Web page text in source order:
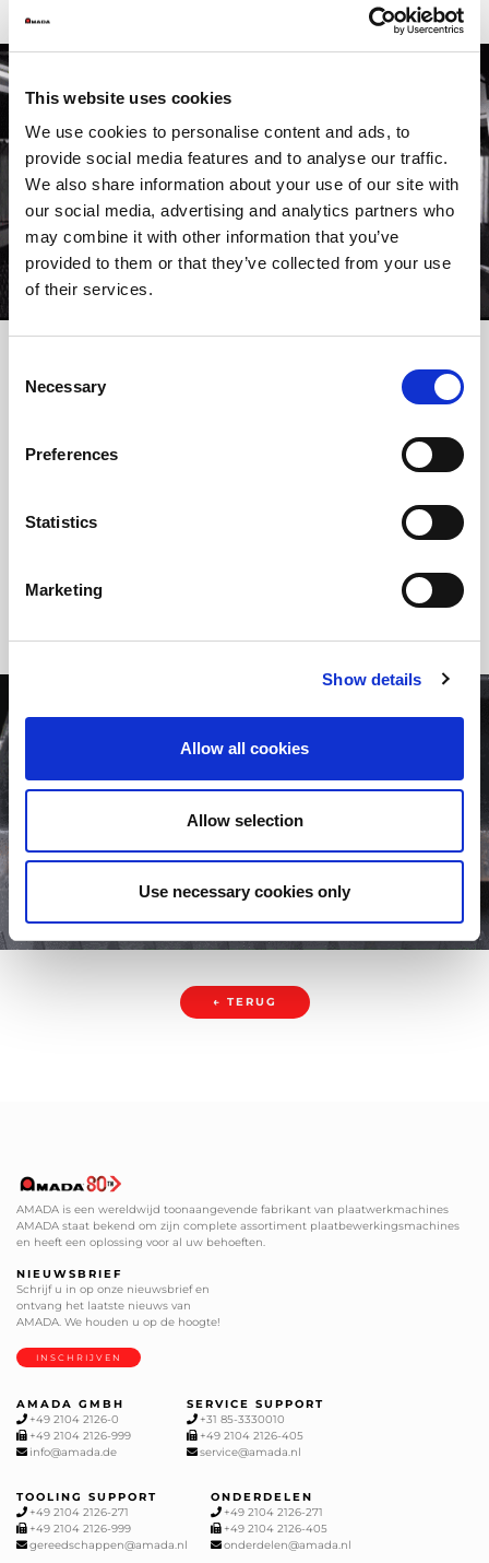
This website uses cookies
We use cookies to personalise content and ads, to
provide social media features and to analyse our traffic.
We also share information about your use of our site with
our social media, advertising and analytics partners who
may combine it with other information that you’ve
provided to them or that they’ve collected from your use
of their services.
Selection
Necessary
Preferences
Statistics
Marketing
Show details
Allow all cookies
Allow selection
Use necessary cookies only
PIERCE MONITORING
Het bewaken van het piercingproces is cruciaal voordat het
snijden begint. Het helpt inconsistenties of defecten in het
automatisch worden verkort of verlengd, afhankelijk van de
toepassing die optimale resultaten mogelijk maakt voor een
roestvrij staal en aluminium te monitoren tijdens de verwerking.
← TERUG
AMADA is een wereldwijd toonaangevende fabrikant van plaatwerkmachines
AMADA staat bekend om zijn complete assortiment plaatbewerkingsmachines
en heeft een oplossing voor al uw behoeften.
NIEUWSBRIEF
Schrijf u in op onze nieuwsbrief en
ontvang het laatste nieuws van
AMADA. We houden u op de hoogte!
INSCHRIJVEN
AMADA GMBH
+49 2104 2126-0
+49 2104 2126-999
info@amada.de
SERVICE SUPPORT
+31 85-3330010
+49 2104 2126-405
service@amada.nl
TOOLING SUPPORT
+49 2104 2126-271
+49 2104 2126-999
gereedschappen@amada.nl
ONDERDELEN
+49 2104 2126-271
+49 2104 2126-405
onderdelen@amada.nl